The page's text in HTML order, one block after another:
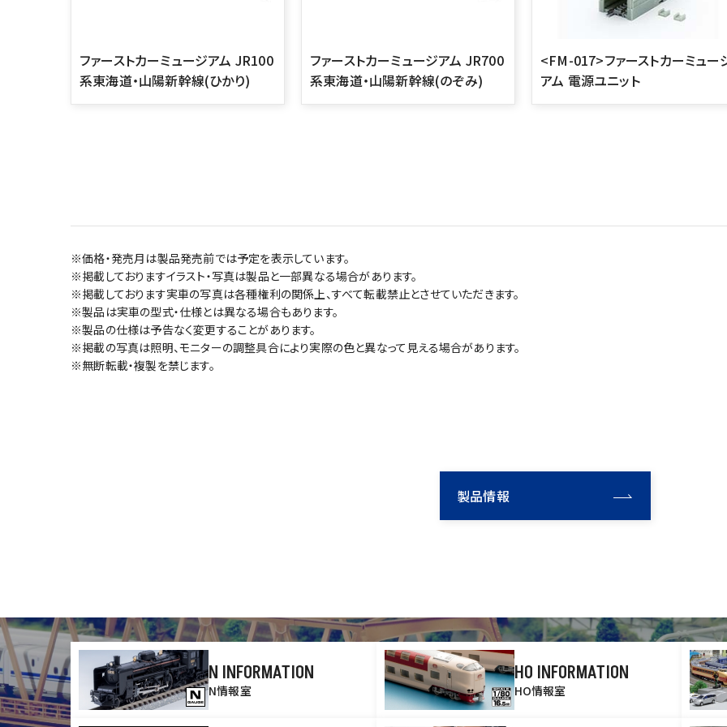
ファーストカーミュージアム JR100
系東海道・山陽新幹線(ひかり)
ファーストカーミュージアム JR700
系東海道・山陽新幹線(のぞみ)
<FM-017>ファーストカーミュー
アム 電源ユニット
※価格・発売月は製品発売前では予定を表示しています。
※掲載しておりますイラスト・写真は製品と一部異なる場合があります。
※掲載しております実車の写真は各種権利の関係上、すべて転載禁止とさせていただきます。
※製品は実車の型式・仕様とは異なる場合もあります。
※製品の仕様は予告なく変更することがあります。
※掲載の写真は照明、モニターの調整具合により実際の色と異なって見える場合があります。
※無断転載・複製を禁じます。
製品情報
N INFORMATION
N情報室
HO INFORMATION
HO情報室